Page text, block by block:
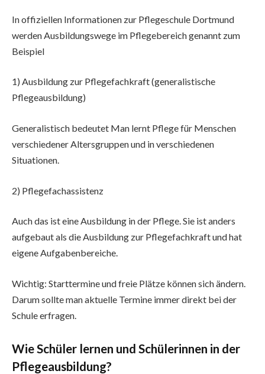
In offiziellen Informationen zur Pflegeschule Dortmund
werden Ausbildungswege im Pflegebereich genannt zum
Beispiel
1) Ausbildung zur Pflegefachkraft (generalistische
Pflegeausbildung)
Generalistisch bedeutet Man lernt Pflege für Menschen
verschiedener Altersgruppen und in verschiedenen
Situationen.
2) Pflegefachassistenz
Auch das ist eine Ausbildung in der Pflege. Sie ist anders
aufgebaut als die Ausbildung zur Pflegefachkraft und hat
eigene Aufgabenbereiche.
Wichtig: Starttermine und freie Plätze können sich ändern.
Darum sollte man aktuelle Termine immer direkt bei der
Schule erfragen.
Wie Schüler lernen und Schülerinnen in der
Pflegeausbildung?